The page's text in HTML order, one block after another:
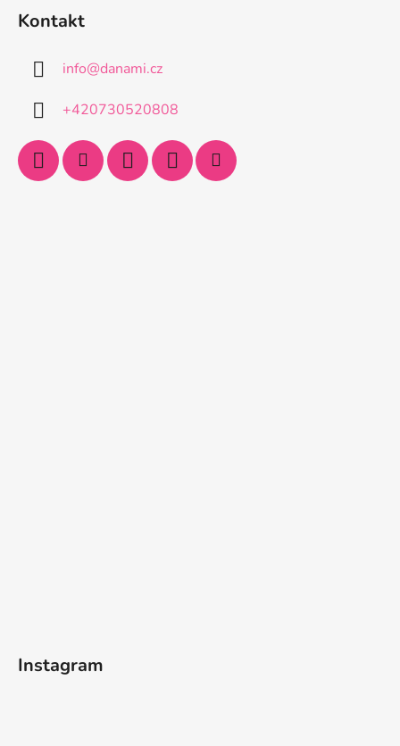
Kontakt
info@danami.cz
+420730520808
Instagram